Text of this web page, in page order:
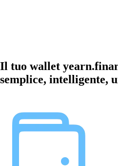
Il tuo wallet
semplice, intelligente,